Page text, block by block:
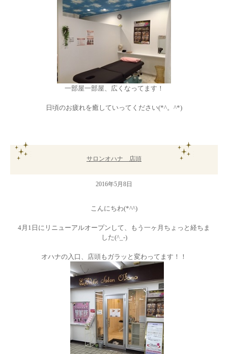
一部屋一部屋、広くなってます！
日頃のお疲れを癒していってください(*^。^*)
サロンオハナ 店頭
2016年5月8日
こんにちわ(*^^)
4月1日にリニューアルオープンして、もう一ヶ月ちょっと経ちま
した(^_-)
オハナの入口、店頭もガラッと変わってます！！